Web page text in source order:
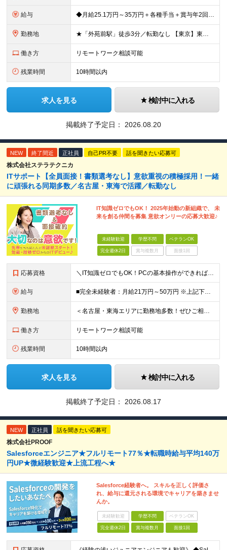
給与 ◆月給25.1万円～35万円＋各種手当＋賞与年2回 ※経験・年齢・能力などを考慮の上、決定します。 ※上記には固定残業代：30時間分／5万円を含む。超過分は別途全額支給。 ※試用期間3ヶ月(期間中の
勤務地 ★「外苑前駅」徒歩3分／転勤なし 【東京】東京都港区南青山2-12-14 ユニマット青山ビル ※(変更の範囲)上記を除く当社関連勤務地
働き方 リモートワーク相談可能
残業時間 10時間以内
求人を見る 検討中に入れる
掲載終了予定日： 2026.08.20
NEW 終了間近 正社員 自己PR不要 話を聞きたい応募可
株式会社ステラテクニカ
ITサポート【全員面接！書類選考なし】意欲重視の積極採用！一緒
に頑張れる同期多数／名古屋・東海で活躍／転勤なし
IT知識ゼロでもOK！ 2025年始動の新組織で、 未
来を創る仲間を募集 意欲オンリーの応募大歓迎♪
未経験歓迎 学歴不問 ベテランOK
完全週休2日 賞与複数月 面接1回
応募資格 ＼IT知識ゼロでもOK！PCの基本操作ができればご応募いただけます／ 【学歴・経験不問】 ・未経験OK ・IT業界未経験OK ・第二新卒歓迎 ・社会人経験が浅い方も歓迎 ・異業種からの転職歓迎 【下
給与 ■完全未経験者：月給21万円～50万円 ※上記下限金額は最低保証額 ※経験・スキルに応じて優遇 ※残業代は別途支給
勤務地 ＜名古屋・東海エリアに勤務地多数！ぜひご相談ください＞ 【転勤なし】本社および東海エリアの業務先 本社／愛知県名古屋市中村区名駅 ※敷地内全面禁煙
働き方 リモートワーク相談可能
残業時間 10時間以内
求人を見る 検討中に入れる
掲載終了予定日： 2026.08.17
NEW 正社員 話を聞きたい応募可
株式会社PROOF
Salesforceエンジニア★フルリモート77％★転職時給与平均140万
円UP★微経験歓迎★上流工程へ★
Salesforce経験者へ。 スキルを正しく評価さ
れ、給与に還元される環境でキャリアを築きませ
んか。
未経験歓迎 学歴不問 ベテランOK
完全週休2日 賞与複数月 面接1回